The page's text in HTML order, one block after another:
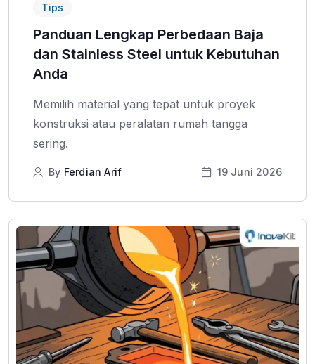
Tips
Panduan Lengkap Perbedaan Baja
dan Stainless Steel untuk Kebutuhan
Anda
Memilih material yang tepat untuk proyek
konstruksi atau peralatan rumah tangga
sering.
By Ferdian Arif 19 Juni 2026